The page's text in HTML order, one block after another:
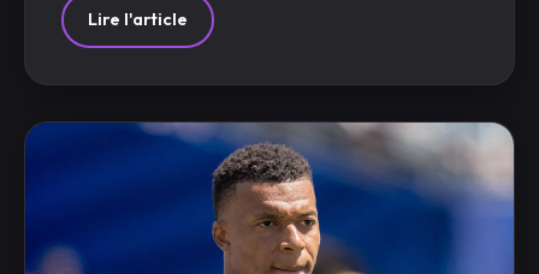
Lire l'article